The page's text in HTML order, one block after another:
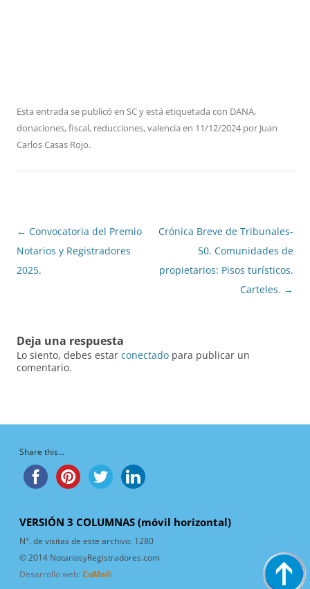
Esta entrada se publicó en SCy está etiquetada con DANA,
donaciones,fiscal, reducciones,valencia en 11/12/2024por Juan
Carlos Casas Rojo.
Navegación
de
entradas
← Convocatoria del Premio
Notarios y Registradores
2025.
Crónica Breve de Tribunales-
50. Comunidades de
propietarios: Pisos turísticos.
Carteles. →
Deja una respuesta
Lo siento, debes estar conectado para publicar un
comentario.
Share this...
VERSIÓN 3 COLUMNAS (móvil horizontal)
N°. de visitas de este archivo: 1280
© 2014 NotariosyRegistradores.com
Desarrollo web: CoMa®